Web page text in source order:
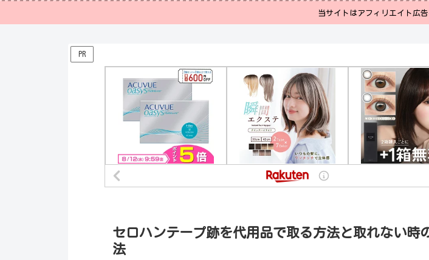
当サイトはアフィリエイト広
PR
セロハンテープ跡を代用品で取る方法と取れない時
法